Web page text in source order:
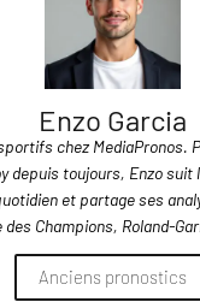
Enzo Garcia
chez MediaPronos.
depuis toujours, Enzo suit
et partage ses
Champions, Roland-
Anciens pronostics